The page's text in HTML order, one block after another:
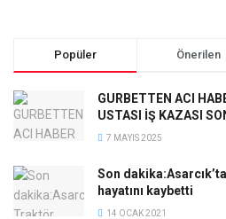
Popüler Önerilen
GURBETTEN ACI
USTASI İŞ KAZASI
7 MAYIS 2025
Son
hayatını kaybetti
14 OCAK 2021